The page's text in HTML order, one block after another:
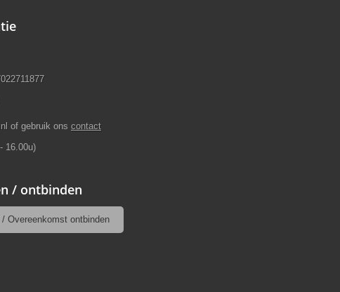
nl of gebruik ons contact
16.00u)
/ ontbinden
Overeenkomst ontbinden